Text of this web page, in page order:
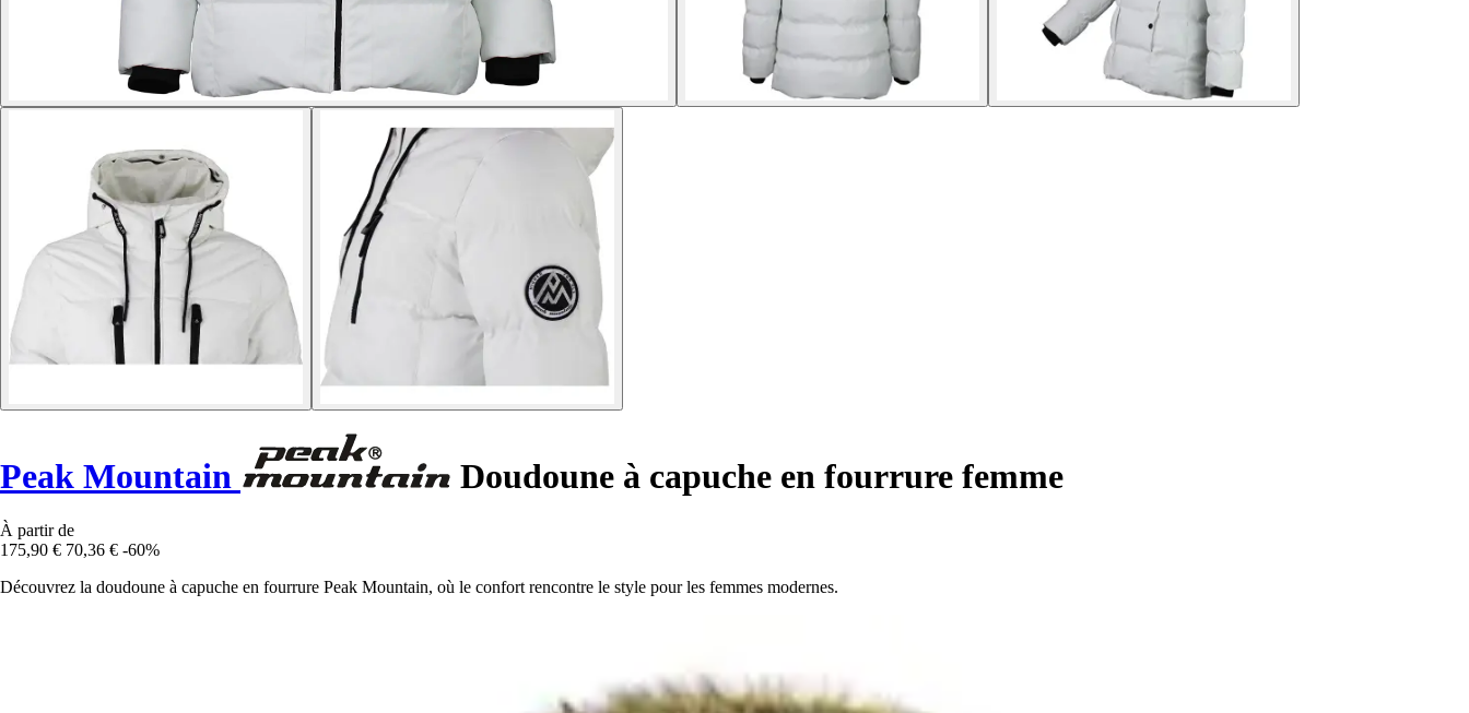
Peak Mountain Doudoune à capuche en fourrure femme
À partir de
175,90 € 70,36 € -60%
Découvrez la doudoune à capuche en fourrure Peak Mountain, où le confort rencontre le style pour les femmes modernes.